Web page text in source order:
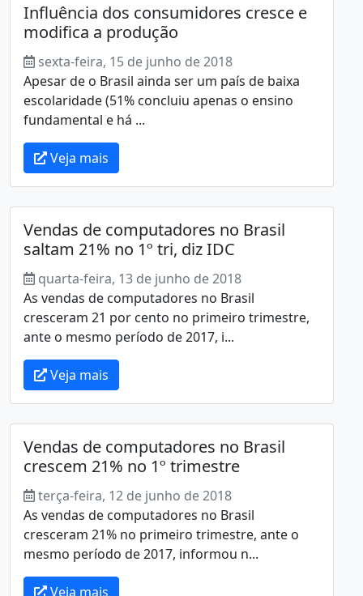
Influência dos consumidores cresce e
modifica a produção
sexta-feira, 15 de junho de 2018
Apesar de o Brasil ainda ser um país de baixa
escolaridade (51% concluiu apenas o ensino
fundamental e há ...
Veja mais
Vendas de computadores no Brasil
saltam 21% no 1º tri, diz IDC
quarta-feira, 13 de junho de 2018
As vendas de computadores no Brasil
cresceram 21 por cento no primeiro trimestre,
ante o mesmo período de 2017, i...
Veja mais
Vendas de computadores no Brasil
crescem 21% no 1º trimestre
terça-feira, 12 de junho de 2018
As vendas de computadores no Brasil
cresceram 21% no primeiro trimestre, ante o
mesmo período de 2017, informou n...
Veja mais